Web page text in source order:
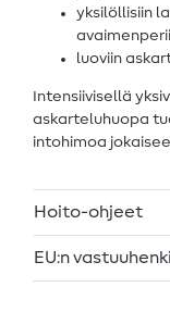
yksilöllisiin
luoviin
Intensiivisellä
askarteluhuopa
intohimoa
Hoito-ohjeet
EU:n